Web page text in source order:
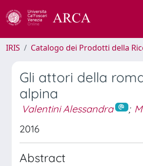
IRIS Catalogo dei Prodotti della
Gli attori della
alpina
Valentini Alessandra ;
2016
Abstract